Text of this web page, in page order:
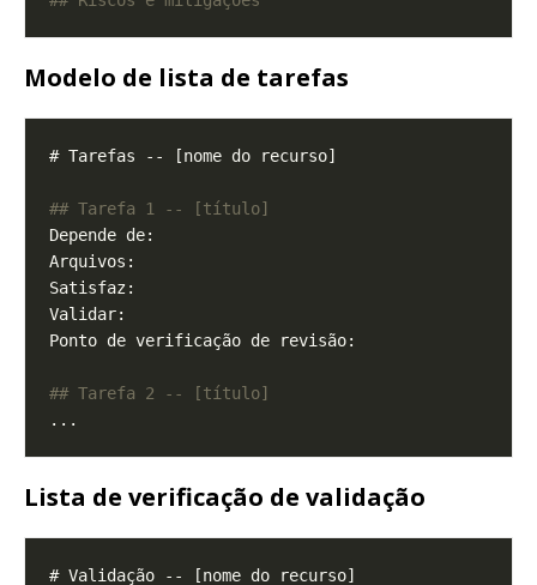
Modelo de lista de tarefas
Lista de verificação de validação